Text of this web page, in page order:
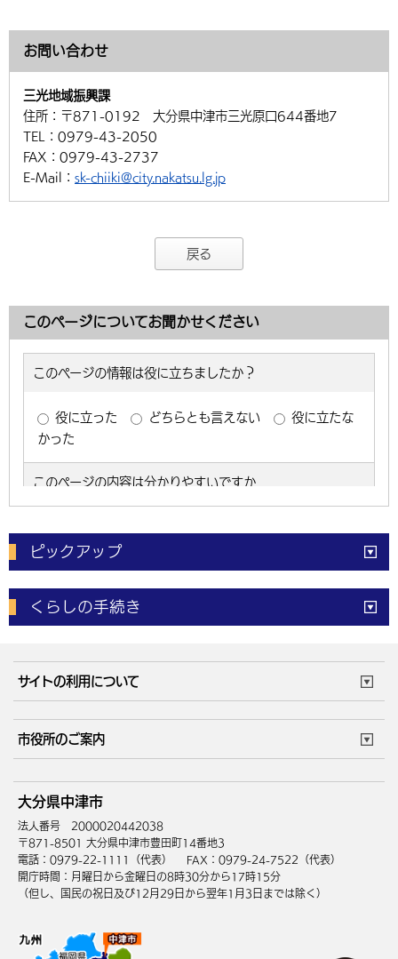
お問い合わせ
三光地域振興課
住所： 〒871-0192 大分県中津市三光原口644番地7
TEL： 0979-43-2050
FAX： 0979-43-2737
E-Mail： sk-chiiki@city.nakatsu.lg.jp
戻る
このページについてお聞かせください
ピックアップ
電子申請 窓口の混雑状況
体育施設予約状況 ご意見・ご要望
くらしの手続き
成人・仕事
住まい・引越 ごみ・環境
健康・医療 障がい・福祉
高齢・介護
サイトの利用について
サイトマップ
市役所のご案内
庁舎地図 組織案内
中津市へのアクセス
大分県中津市
法人番号 2000020442038
〒871-8501 大分県中津市豊田町14番地3
電話：0979-22-1111（代表）
FAX：0979-24-7522（代表）
開庁時間：月曜日から金曜日の8時30分から17時15分
（但し、国民の祝日及び12月29日から翌年1月3日までは除く）